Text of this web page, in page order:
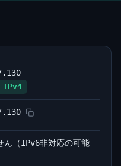
IPv4
ん（IPv6非対応の可能